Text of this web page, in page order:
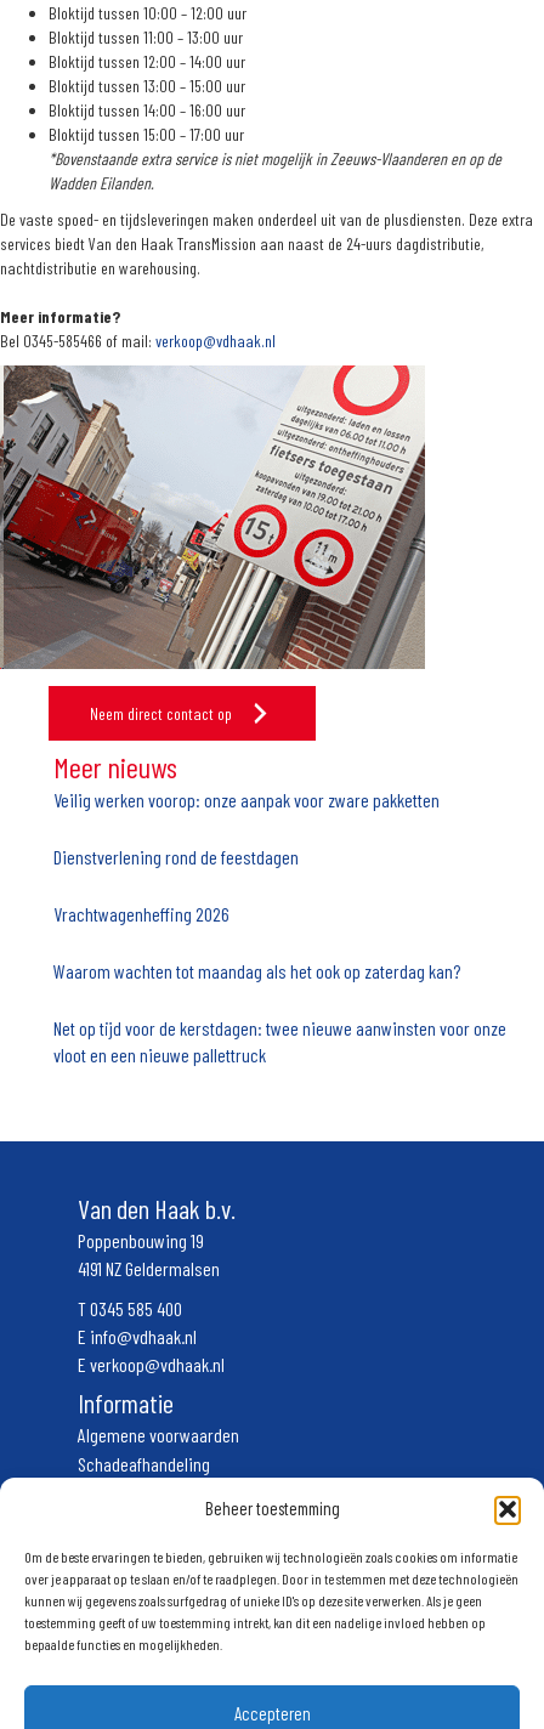
Beheer toestemming
Om de beste ervaringen te bieden, gebruiken wij technologieën zoals cookies om informatie
over je apparaat op te slaan en/of te raadplegen. Door in te stemmen met deze technologieën
kunnen wij gegevens zoals surfgedrag of unieke ID's op deze site verwerken. Als je geen
toestemming geeft of uw toestemming intrekt, kan dit een nadelige invloed hebben op
bepaalde functies en mogelijkheden.
Accepteren
Bloktijd tussen 10:00 – 12:00 uur
Bloktijd tussen 11:00 – 13:00 uur
Bloktijd tussen 12:00 – 14:00 uur
Bloktijd tussen 13:00 – 15:00 uur
Bloktijd tussen 14:00 – 16:00 uur
Bloktijd tussen 15:00 – 17:00 uur
*Bovenstaande extra service is niet mogelijk in Zeeuws-Vlaanderen en op de
Wadden Eilanden.
De vaste spoed- en tijdsleveringen maken onderdeel uit van de plusdiensten. Deze extra
services biedt Van den Haak TransMission aan naast de 24-uurs dagdistributie,
nachtdistributie en warehousing.
Meer informatie?
Bel 0345-585466 of mail: verkoop@vdhaak.nl
Neem direct contact op
Meer nieuws
Veilig werken voorop: onze aanpak voor zware pakketten
Dienstverlening rond de feestdagen
Vrachtwagenheffing 2026
Waarom wachten tot maandag als het ook op zaterdag kan?
Net op tijd voor de kerstdagen: twee nieuwe aanwinsten voor onze
vloot en een nieuwe pallettruck
Van den Haak b.v.
Poppenbouwing 19
4191 NZ Geldermalsen
T0345 585 400
E info@vdhaak.nl
E verkoop@vdhaak.nl
Informatie
Algemene voorwaarden
Schadeafhandeling
Volg ons
Schrijf u in voor onze nieuwsbrief